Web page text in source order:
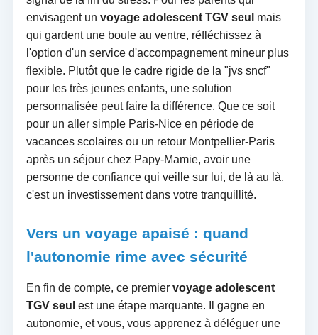
envisagent un voyage adolescent TGV seul mais
qui gardent une boule au ventre, réfléchissez à
l'option d'un service d'accompagnement mineur plus
flexible. Plutôt que le cadre rigide de la "jvs sncf"
pour les très jeunes enfants, une solution
personnalisée peut faire la différence. Que ce soit
pour un aller simple Paris-Nice en période de
vacances scolaires ou un retour Montpellier-Paris
après un séjour chez Papy-Mamie, avoir une
personne de confiance qui veille sur lui, de là au là,
c'est un investissement dans votre tranquillité.
Vers un voyage apaisé : quand
l'autonomie rime avec sécurité
En fin de compte, ce premier voyage adolescent
TGV seul est une étape marquante. Il gagne en
autonomie, et vous, vous apprenez à déléguer une